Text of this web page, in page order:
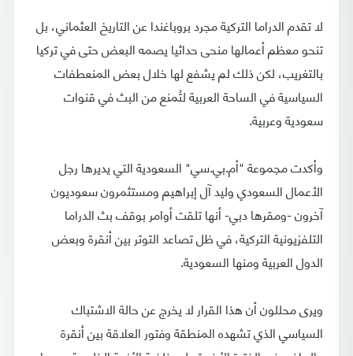
لا تقدم الدراما التركية مجرد بروباغندا عن التاريخ العثماني، بل
تنحو معظم أعمالها منحى حداثيا يصمه البعض حتى في تركيا
بالتغريب، لكن ذلك لم يشفع لها خلال بعض المنعطفات
السياسية في الساحة العربية لتُمنع من البث في قنوات
سعودية وعربية.
وأكدت مجموعة "أم.بي.سي" السعودية التي يديرها رجل
الأعمال السعودي وليد آل إبراهيم ومستثمرون سعوديون
آخرون -ومقرها دبي- أنها تلقت أوامر بوقف بث الدراما
التلفزيونية التركية، في ظل تصاعد التوتر بين أنقرة وبعض
الدول العربية ومنها السعودية.
ويرى محللون أن هذا القرار لا يخرج عن حالة الاشتباك
السياسي الذي تشهده المنطقة وفتور العلاقة بين أنقرة